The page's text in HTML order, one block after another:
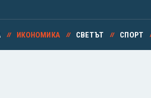
ИКОНОМИКА СВЕТЪТ СПОРТ